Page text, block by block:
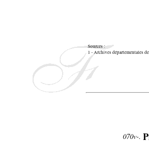
Sources :
1 - Archives départementales
070v-.